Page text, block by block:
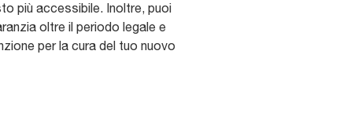
più accessibile. Inoltre, puoi
oltre il periodo legale e
per la cura del tuo nuovo